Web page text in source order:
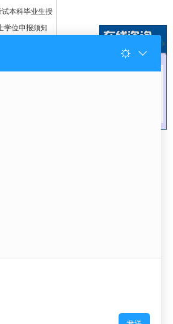
本科毕业生授
学位申报须知
学位条件及流
样本
微信交谈